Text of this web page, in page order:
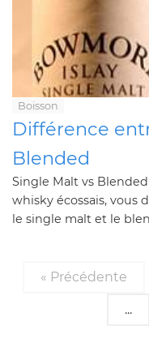
Boisson
Différence
Blended
Single Malt vs
whisky écossais, vous
le single malt et le
« Précédente
...